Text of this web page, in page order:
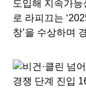
도입해 지속가
로 라피끄는
창’을 수상하며